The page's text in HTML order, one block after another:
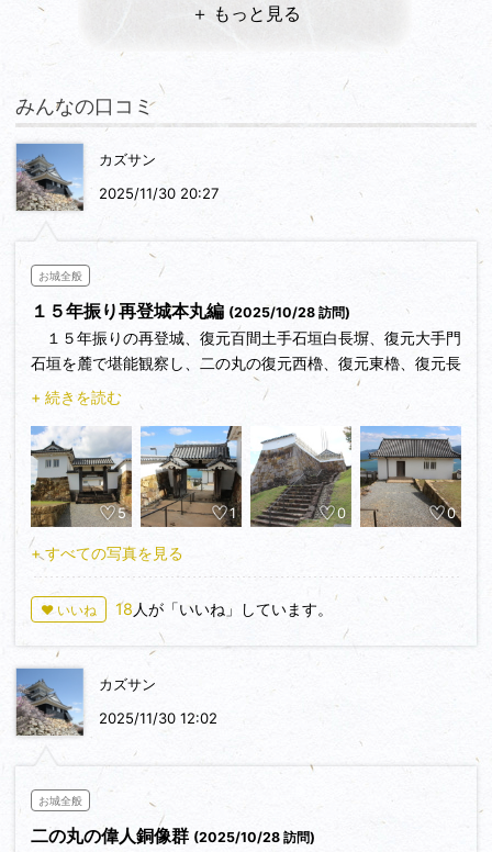
＋ もっと見る
みんなの口コミ
カズサン
2025/11/30 20:27
お城全般
１５年振り再登城本丸編 (2025/10/28 訪問)
１５年振りの再登城、復元百間土手石垣白長塀、復元大手門
石垣を麓で堪能観察し、二の丸の復元西櫓、復元東櫓、復元長
屋・苓北町歴史資料館と初対面観察、１５年前と変わらない二
の丸修復復元石垣、二の丸の銅像群を改めて充実観察、三河武
士の代官鈴木兄弟像をまじまじと眺め、今年３月三河則定陣屋
奥の鈴木兄弟像も拝見し、実体の歴史を勉強させて頂いた後で
したので、より身近に感じました。
二の丸より本丸の北櫓を眺め、外の北面は二階櫓、本丸内部
では平長屋造り、本丸虎口を登り高麗門と脇平櫓、門前の平櫓
を廻って富岡ビジターセンターに成ってる、北櫓、西櫓へしか
し、１０月２７日～３１日まで休館で入館できず。
本丸からの有明海、遠く雲仙普賢岳眺める、空の青、海の
青、櫓、土塀の白さと合いマッチして素晴らしい景観を醸して
おります。
１５年振りの富岡城探訪でした。
+ 続きを読む
5 1 0 0
+ すべての写真を見る
♥ いいね 18 人が「いいね」しています。
カズサン
2025/11/30 12:02
お城全般
二の丸の偉人銅像群 (2025/10/28 訪問)